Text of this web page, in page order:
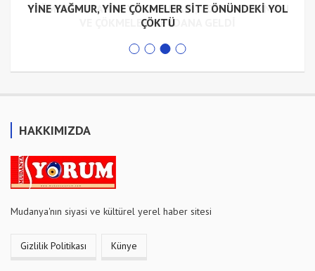
YAĞMUR MUDANYA’YA YARAMADI, TOPRAK KAYMASI
VE ÇÖKMELER MEYDANA GELDİ
YİNE YAĞMUR, YİNE ÇÖKMELER SİTE ÖNÜNDEKİ YOL
ÇÖKTÜ
HAKKIMIZDA
Mudanya'nın siyasi ve kültürel yerel haber sitesi
Gizlilik Politikası Künye